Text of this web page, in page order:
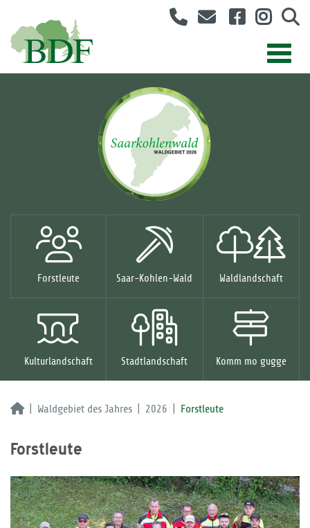
Forstleute Saar-Kohlen-Wald Waldlandschaft
Kulturlandschaft Stadtlandschaft Komm mo gugge
Waldgebiet des Jahres 2026 Forstleute
Forstleute